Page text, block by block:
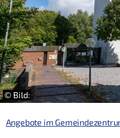
© Bild:
Angebote im